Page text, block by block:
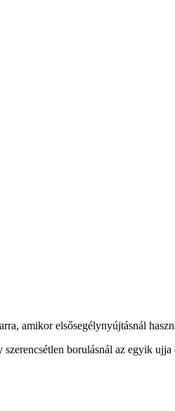
amikor elsősegélynyújtásnál
borulásnál az egyik ujja